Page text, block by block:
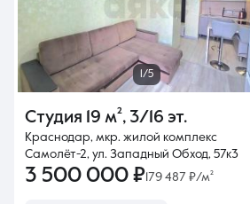
1/5
Студия 19 м², 3/16 эт.
Краснодар, мкр. жилой комплекс
Самолёт-2, ул. Западный Обход, 57к3
3 500 000 ₽ 179 487 ₽/м²